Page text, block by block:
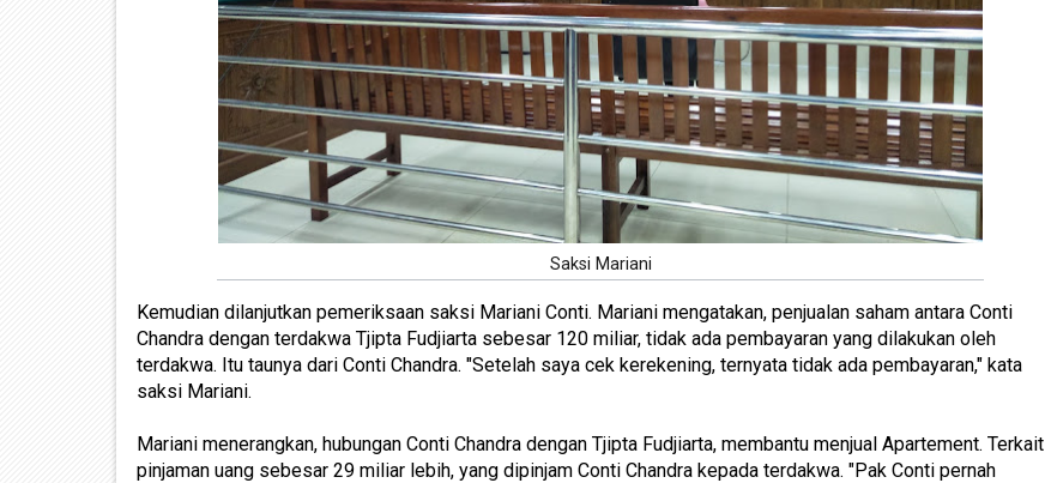
Saksi Mariani
Kemudian dilanjutkan pemeriksaan saksi Mariani Conti. Mariani mengatakan, penjualan saham antara Conti
Chandra dengan terdakwa Tjipta Fudjiarta sebesar 120 miliar, tidak ada pembayaran yang dilakukan oleh
terdakwa. Itu taunya dari Conti Chandra. "Setelah saya cek kerekening, ternyata tidak ada pembayaran," kata
saksi Mariani.
Mariani menerangkan, hubungan Conti Chandra dengan Tjipta Fudjiarta, membantu menjual Apartement. Terkait
pinjaman uang sebesar 29 miliar lebih, yang dipinjam Conti Chandra kepada terdakwa. "Pak Conti pernah